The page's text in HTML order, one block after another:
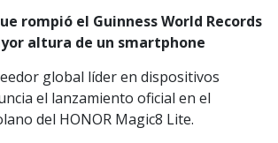
rompió el Guinness World Records
altura de un smartphone
global líder en dispositivos
el lanzamiento oficial en el
del HONOR Magic8 Lite.